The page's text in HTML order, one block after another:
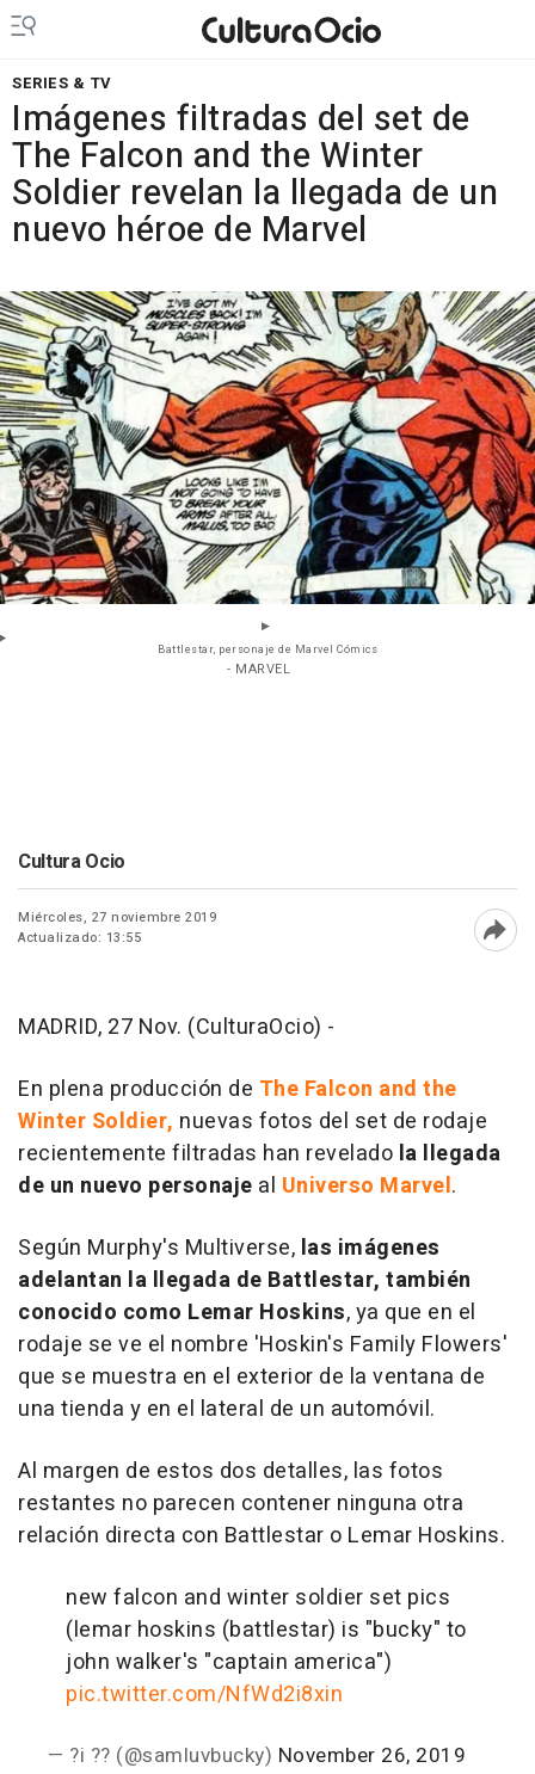
SERIES & TV
Imágenes filtradas del set de
The Falcon and the Winter
Soldier revelan la llegada de un
nuevo héroe de Marvel
Battlestar, personaje de Marvel Cómics
- MARVEL
Cultura Ocio
Miércoles, 27 noviembre 2019
Actualizado: 13:55
MADRID, 27 Nov. (CulturaOcio) -
En plena producción de The Falcon and the
Winter Soldier, nuevas fotos del set de rodaje
recientemente filtradas han revelado la llegada
de un nuevo personaje al Universo Marvel.
Según Murphy's Multiverse, las imágenes
adelantan la llegada de Battlestar, también
conocido como Lemar Hoskins, ya que en el
rodaje se ve el nombre 'Hoskin's Family Flowers'
que se muestra en el exterior de la ventana de
una tienda y en el lateral de un automóvil.
Al margen de estos dos detalles, las fotos
restantes no parecen contener ninguna otra
relación directa con Battlestar o Lemar Hoskins.
new falcon and winter soldier set pics
(lemar hoskins (battlestar) is "bucky" to
john walker's "captain america")
pic.twitter.com/NfWd2i8xin
— ?i ?? (@samluvbucky) November 26, 2019